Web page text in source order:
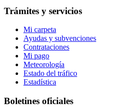
Trámites y servicios
Mi carpeta
Ayudas y subvenciones
Contrataciones
Mi pago
Meteorología
Estado del tráfico
Estadística
Boletines oficiales